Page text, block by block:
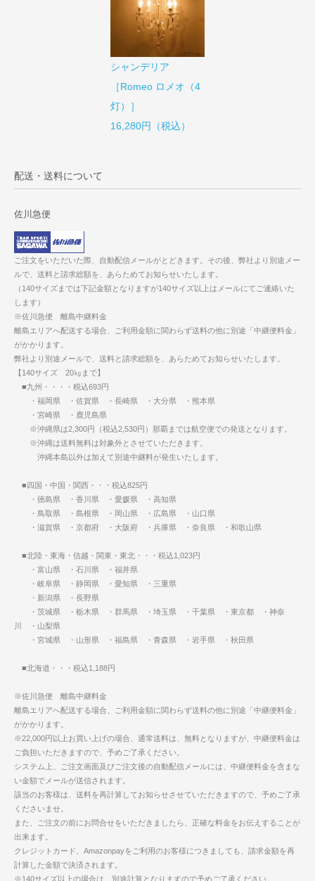
シャンデリア
［Romeo ロメオ（4
灯）］
16,280円（税込）
配送・送料について
佐川急便
ご注文をいただいた際、自動配信メールがとどきます。その後、弊社より別途メー
ルで、送料と請求総額を、あらためてお知らせいたします。
（140サイズまでは下記金額となりますが140サイズ以上はメールにてご連絡いた
します）
※佐川急便 離島中継料金
離島エリアへ配送する場合、ご利用金額に関わらず送料の他に別途「中継便料金」
がかかります。
弊社より別途メールで、送料と請求総額を、あらためてお知らせいたします。
【140サイズ 20㎏まで】
■九州・・・・税込693円
・福岡県 ・佐賀県 ・長崎県 ・大分県 ・熊本県
・宮崎県 ・鹿児島県
※沖縄県は2,300円（税込2,530円）那覇までは航空便での発送となります。
※沖縄は送料無料は対象外とさせていただきます。
沖縄本島以外は加えて別途中継料が発生いたします。
■四国・中国・関西・・・税込825円
・徳島県 ・香川県 ・愛媛県 ・高知県
・鳥取県 ・島根県 ・岡山県 ・広島県 ・山口県
・滋賀県 ・京都府 ・大阪府 ・兵庫県 ・奈良県 ・和歌山県
■北陸・東海・信越・関東・東北・・・税込1,023円
・富山県 ・石川県 ・福井県
・岐阜県 ・静岡県 ・愛知県 ・三重県
・新潟県 ・長野県
・茨城県 ・栃木県 ・群馬県 ・埼玉県 ・千葉県 ・東京都 ・神奈
川 ・山梨県
・宮城県 ・山形県 ・福島県 ・青森県 ・岩手県 ・秋田県
■北海道・・・税込1,188円
※佐川急便 離島中継料金
離島エリアへ配送する場合、ご利用金額に関わらず送料の他に別途「中継便料金」
がかかります。
※22,000円以上お買い上げの場合、通常送料は、無料となりますが、中継便料金は
ご負担いただきますので、予めご了承ください。
システム上、ご注文画面及びご注文後の自動配信メールには、中継便料金を含まな
い金額でメールが送信されます。
該当のお客様は、送料を再計算してお知らせさせていただきますので、予めご了承
くださいませ。
また、ご注文の前にお問合せをいただきましたら、正確な料金をお伝えすることが
出来ます。
クレジットカード、Amazonpayをご利用のお客様につきましても、請求金額を再
計算した金額で決済されます。
※140サイズ以上の場合は、別途計算となりますので予めご了承ください。